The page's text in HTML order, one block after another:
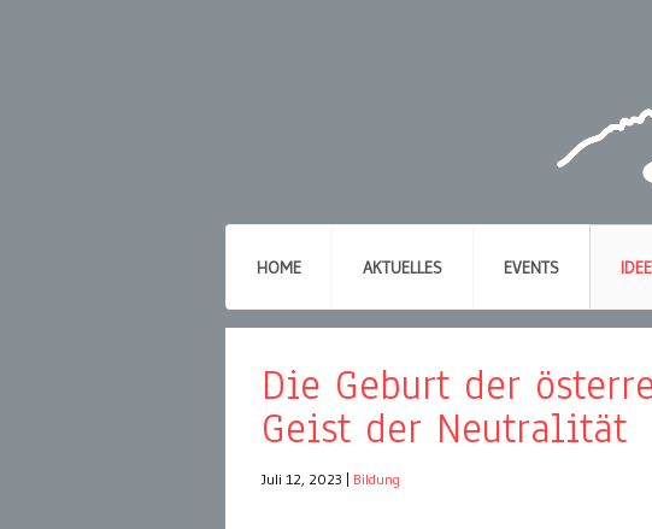
HOME AKTUELLES EVENTS
Die Geburt der
Geist der Neutralität
Juli 12, 2023 Bildung